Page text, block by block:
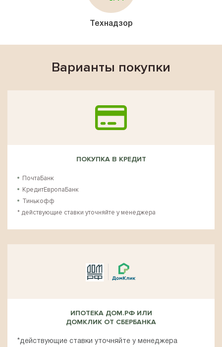
Технадзор
Варианты покупки
ПОКУПКА В КРЕДИТ
ПочтаБанк
КредитЕвропаБанк
Тинькофф
* действующие ставки уточняйте у менеджера
ИПОТЕКА ДОМ.РФ ИЛИ
ДОМКЛИК ОТ СБЕРБАНКА
*действующие ставки уточняйте у менеджера